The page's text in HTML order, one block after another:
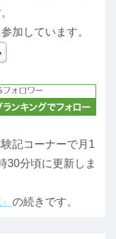
加しています。
記コーナーで月1
30分頃に更新しま
の続きです。